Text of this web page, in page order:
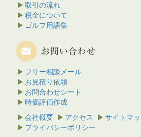
取引の流れ
税金について
ゴルフ用語集
フリー相談メール
お見積り依頼
お問合わせシート
時価評価作成
会社概要
アクセス
サイトマ
プライバシーポリシー